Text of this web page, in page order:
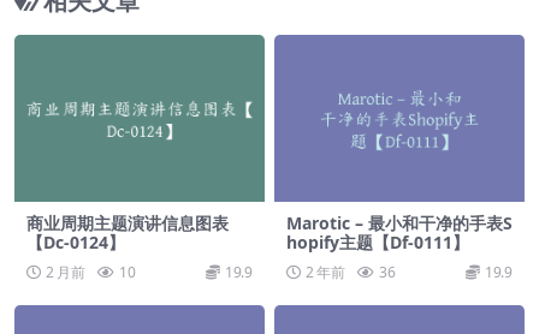
商业周期主题演讲信息图表
【Dc-0124】
2 月前 10 19.9
Marotic – 最小和干净的手表S
hopify主题【Df-0111】
2 年前 36 19.9